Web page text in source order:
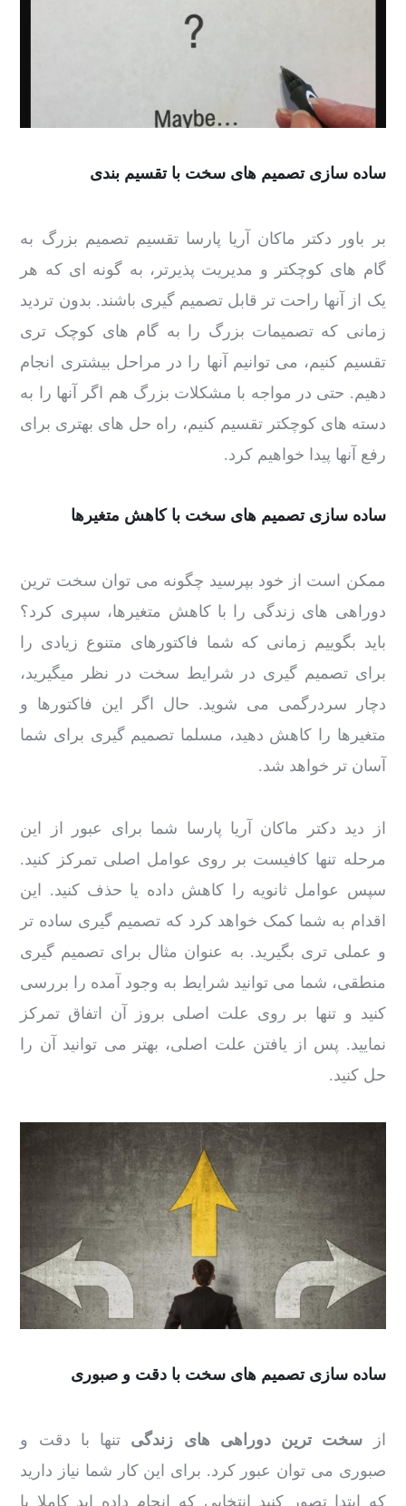
ساده سازی تصمیم های سخت با تقسیم بندی
بر باور دکتر ماکان آریا پارسا تقسیم تصمیم بزرگ به
گام های کوچکتر و مدیریت پذیرتر، به گونه ای که هر
یک از آنها راحت تر قابل تصمیم گیری باشند. بدون تردید
زمانی که تصمیمات بزرگ را به گام های کوچک تری
تقسیم کنیم، می توانیم آنها را در مراحل بیشتری انجام
دهیم. حتی در مواجه با مشکلات بزرگ هم اگر آنها را به
دسته های کوچکتر تقسیم کنیم، راه حل های بهتری برای
رفع آنها پیدا خواهیم کرد.
ساده سازی تصمیم های سخت با کاهش متغیرها
ممکن است از خود بپرسید چگونه می توان سخت ترین
دوراهی های زندگی را با کاهش متغیرها، سپری کرد؟
باید بگوییم زمانی که شما فاکتورهای متنوع زیادی را
برای تصمیم گیری در شرایط سخت در نظر میگیرید،
دچار سردرگمی می شوید. حال اگر این فاکتورها و
متغیرها را کاهش دهید، مسلما تصمیم گیری برای شما
آسان تر خواهد شد.
از دید دکتر ماکان آریا پارسا شما برای عبور از این
مرحله تنها کافیست بر روی عوامل اصلی تمرکز کنید.
سپس عوامل ثانویه را کاهش داده یا حذف کنید. این
اقدام به شما کمک خواهد کرد که تصمیم گیری ساده تر
و عملی تری بگیرید. به عنوان مثال برای تصمیم گیری
منطقی، شما می توانید شرایط به وجود آمده را بررسی
کنید و تنها بر روی علت اصلی بروز آن اتفاق تمرکز
نمایید. پس از یافتن علت اصلی، بهتر می توانید آن را
حل کنید.
ساده سازی تصمیم های سخت با دقت و صبوری
از سخت ترین دوراهی های زندگی تنها با دقت و
صبوری می توان عبور کرد. برای این کار شما نیاز دارید
که ابتدا تصور کنید انتخابی که انجام داده اید کاملا با